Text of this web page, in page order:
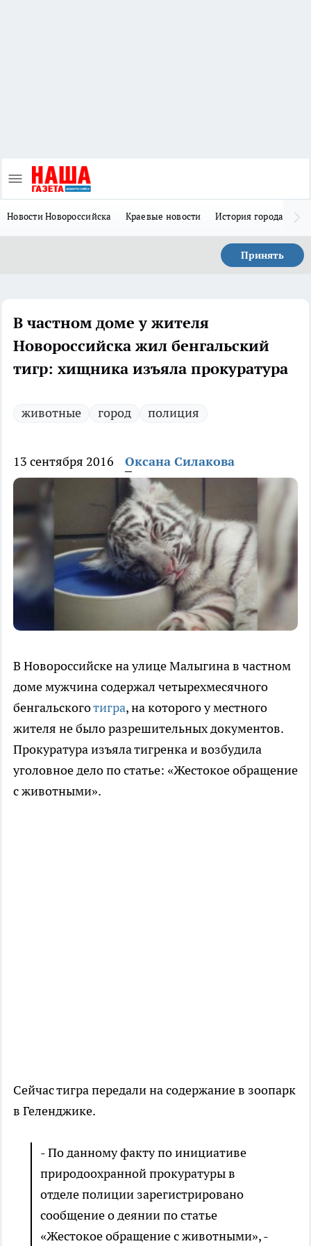
Новости Новороссийска Краевые новости История города Н
Принять
В частном доме у жителя
Новороссийска жил бенгальский
тигр: хищника изъяла прокуратура
животные город полиция
13 сентября 2016 Оксана Силакова
В Новороссийске на улице Малыгина в частном
доме мужчина содержал четырехмесячного
бенгальскоготигра, на которого у местного
жителя не было разрешительных документов.
Прокуратура изъяла тигренка и возбудила
уголовное дело по статье: «Жестокое обращение
с животными».
Сейчас тигра передали на содержание в зоопарк
в Геленджике.
- По данному факту по инициативе
природоохранной прокуратуры в
отделе полиции зарегистрировано
сообщение о деянии по статье
«Жестокое обращение с животными», -